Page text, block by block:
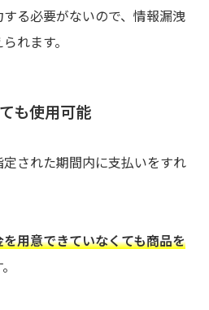
る必要がないので、情報漏洩
れます。
も使用可能
された期間内に支払いをすれ
を用意できていなくても商品を